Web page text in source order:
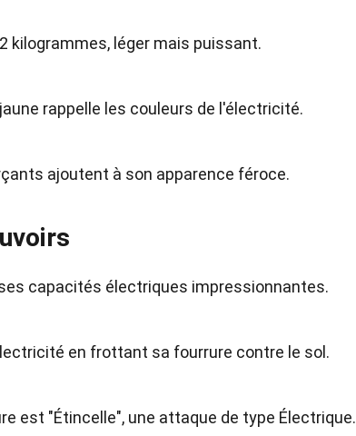
kilogrammes, léger mais puissant.
rappelle les couleurs de l'électricité.
ajoutent à son apparence féroce.
capacités électriques impressionnantes.
en frottant sa fourrure contre le sol.
est "Étincelle", une attaque de type Électrique.